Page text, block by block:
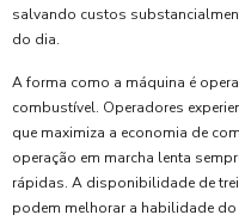
salvando custos
do dia.
A forma como a máquina é
combustível. Operadores
que maximiza a economia de
operação em marcha lenta
rápidas. A disponibilidade de
podem melhorar a habilidade